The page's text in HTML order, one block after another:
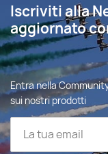
Iscriviti alla
aggiornato
Entra nella
sui nostri prodotti